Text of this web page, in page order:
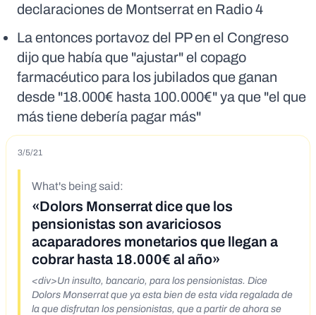
declaraciones de Montserrat en Radio 4
La entonces portavoz del PP en el Congreso
dijo que había que "ajustar" el copago
farmacéutico para los jubilados que ganan
desde "18.000€ hasta 100.000€" ya que "el que
más tiene debería pagar más"
3/5/21
What's being said:
«Dolors Monserrat dice que los
pensionistas son avariciosos
acaparadores monetarios que llegan a
cobrar hasta 18.000€ al año»
<div>Un insulto, bancario, para los pensionistas. Dice
Dolors Monserrat que ya esta bien de esta vida regalada de
la que disfrutan los pensionistas, que a partir de ahora se